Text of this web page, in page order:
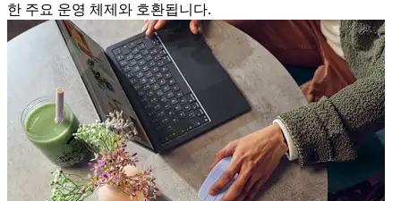
한 주요 운영 체제와 호환됩니다.